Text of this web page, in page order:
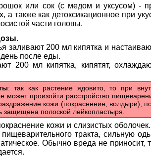
или сок (с медом и уксусом) -
а также как детоксикационное при
части головы.
.
заливают 200 мл кипятка и
после еды.
200 мл кипятка, кипятят,
: так как растение ядовито, то при
может произойти расстройство
кожи (покраснение, волдыри),
полоской лейкопластыря.
кожи и слизистых
тракта, сильную
Обычно вреда не приносит,